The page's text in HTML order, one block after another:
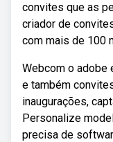
convites que as
criador de
com mais de 100
Webcom o
e também
inaugurações,
Personalize
precisa de